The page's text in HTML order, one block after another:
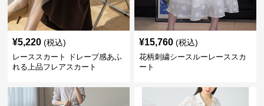
¥5,220 (税込)
レーススカート ドレープ感あふ
れる上品フレアスカート
¥15,760 (税込)
花柄刺繍シースルーレーススカ
ート